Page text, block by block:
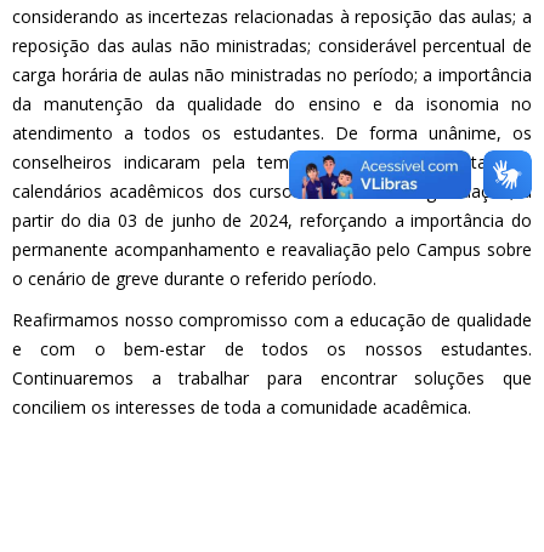
considerando as incertezas relacionadas à reposição das aulas; a
reposição das aulas não ministradas; considerável percentual de
carga horária de aulas não ministradas no período; a importância
da manutenção da qualidade do ensino e da isonomia no
atendimento a todos os estudantes. De forma unânime, os
conselheiros indicaram pela temporária suspensão total dos
calendários acadêmicos dos cursos técnicos e de graduação, a
partir do dia 03 de junho de 2024, reforçando a importância do
permanente acompanhamento e reavaliação pelo Campus sobre
o cenário de greve durante o referido período.
Reafirmamos nosso compromisso com a educação de qualidade
e com o bem-estar de todos os nossos estudantes.
Continuaremos a trabalhar para encontrar soluções que
conciliem os interesses de toda a comunidade acadêmica.